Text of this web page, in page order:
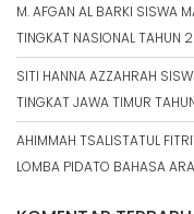
M. AFGAN AL BARKI SISWA
TINGKAT NASIONAL TAHUN
SITI HANNA AZZAHRAH
TINGKAT JAWA TIMUR
AHIMMAH TSALISTATUL
LOMBA PIDATO BAHASA